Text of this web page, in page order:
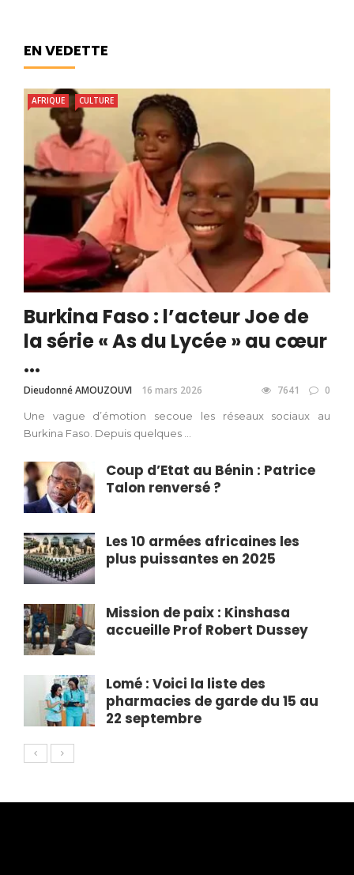
EN VEDETTE
AFRIQUE CULTURE
Burkina Faso : l’acteur Joe de
la série « As du Lycée » au cœur
...
Dieudonné AMOUZOUVI 16 mars 2026 7641 0
Une vague d’émotion secoue les réseaux sociaux au
Burkina Faso. Depuis quelques ...
Coup d’Etat au Bénin : Patrice
Talon renversé ?
Les 10 armées africaines les
plus puissantes en 2025
Mission de paix : Kinshasa
accueille Prof Robert Dussey
Lomé : Voici la liste des
pharmacies de garde du 15 au
22 septembre